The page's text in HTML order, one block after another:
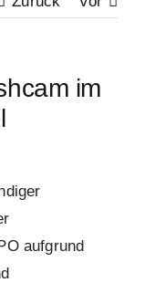
im
aufgrund